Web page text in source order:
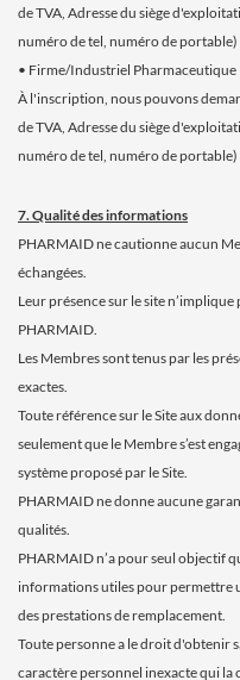
de TVA, Adresse du siège
numéro de tel, numéro de portable)
• Firme/Industriel Pharmaceutique
À l'inscription, nous pouvons
de TVA, Adresse du siège
numéro de tel, numéro de portable)
7. Qualité des informations
PHARMAID ne cautionne aucun
échangées.
Leur présence sur le site
PHARMAID.
Les Membres sont tenus par les
exactes.
Toute référence sur le Site aux
seulement que le Membre s’est
système proposé par le Site.
PHARMAID ne donne aucune
qualités.
PHARMAID n’a pour seul objectif
informations utiles pour permettre
des prestations de remplacement.
Toute personne a le droit d'obtenir
caractère personnel inexacte qui la